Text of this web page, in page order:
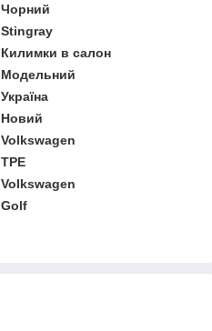
Чорний
Stingray
Килимки в салон
Модельний
Україна
Новий
Volkswagen
TPE
Volkswagen
Golf